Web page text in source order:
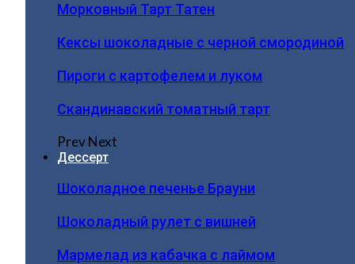
Морковный Тарт Татен
Кексы шоколадные с черной смородиной
Пироги c картофелем и луком
Скандинавский томатный тарт
PrevNext
Дессерт
Шоколадное печенье Брауни
Шоколадный рулет с вишней
Мармелад из кабачка с лаймом